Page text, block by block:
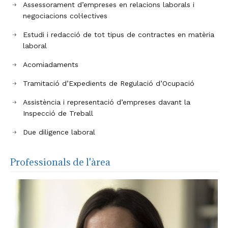
Assessorament d’empreses en relacions laborals i
negociacions col·lectives
Estudi i redacció de tot tipus de contractes en matèria
laboral
Acomiadaments
Tramitació d’Expedients de Regulació d’Ocupació
Assistència i representació d’empreses davant la
Inspecció de Treball
Due diligence laboral
Professionals de l'àrea